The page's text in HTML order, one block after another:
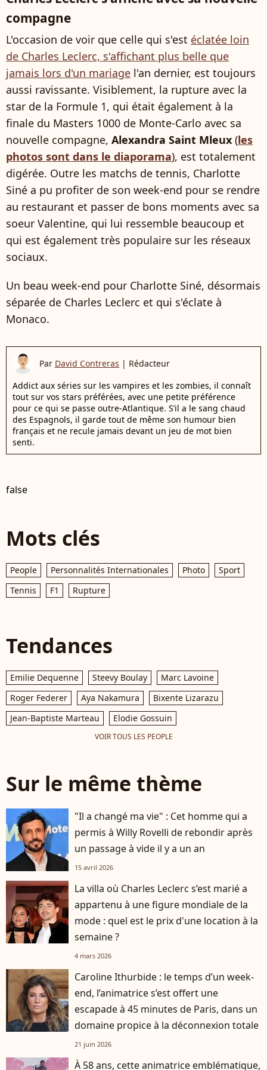
compagne
L'occasion de voir que celle qui s'est éclatée loin
de Charles Leclerc, s'affichant plus belle que
jamais lors d'un mariage l'an dernier, est toujours
aussi ravissante. Visiblement, la rupture avec la
star de la Formule 1, qui était également à la
finale du Masters 1000 de Monte-Carlo avec sa
nouvelle compagne, Alexandra Saint Mleux (les
photos sont dans le diaporama), est totalement
digérée. Outre les matchs de tennis, Charlotte
Siné a pu profiter de son week-end pour se rendre
au restaurant et passer de bons moments avec sa
soeur Valentine, qui lui ressemble beaucoup et
qui est également très populaire sur les réseaux
sociaux.
Un beau week-end pour Charlotte Siné, désormais
séparée de Charles Leclerc et qui s'éclate à
Monaco.
Par David Contreras | Rédacteur
Addict aux séries sur les vampires et les zombies, il connaît
tout sur vos stars préférées, avec une petite préférence
pour ce qui se passe outre-Atlantique. S’il a le sang chaud
des Espagnols, il garde tout de même son humour bien
français et ne recule jamais devant un jeu de mot bien
senti.
false
Mots clés
People Personnalités Internationales Photo
Sport
Tennis
F1 Rupture
Tendances
Emilie Dequenne Steevy Boulay
Marc Lavoine
Roger Federer
Aya Nakamura
Bixente Lizarazu
Jean-Baptiste Marteau
Elodie Gossuin
VOIR TOUS LES PEOPLE
Sur le même thème
"Il a changé ma vie" : Cet homme qui a
permis à Willy Rovelli de rebondir après
un passage à vide il y a un an
15 avril 2026
La villa où Charles Leclerc s’est marié a
appartenu à une figure mondiale de la
mode : quel est le prix d'une location à la
semaine ?
4 mars 2026
Caroline Ithurbide : le temps d’un week-
end, l’animatrice s’est offert une
escapade à 45 minutes de Paris, dans un
domaine propice à la déconnexion totale
21 juin 2026
À 58 ans, cette animatrice emblématique,